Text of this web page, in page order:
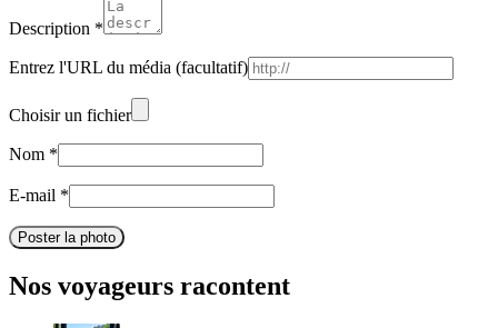
Description *
Entrez l'URL du média (facultatif)
Choisir un fichier
Nom *
E-mail *
Poster la photo
Nos voyageurs racontent